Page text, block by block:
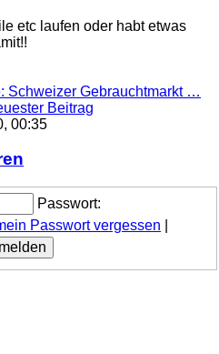
etc laufen oder habt etwas
Schweizer Gebrauchtmarkt …
Beitrag
00:35
Passwort:
Passwort vergessen